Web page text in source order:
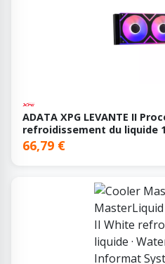
ADATA XPG LEVANTE II
refroidissement du liquide
66,79 €